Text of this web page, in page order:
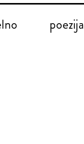
poezija